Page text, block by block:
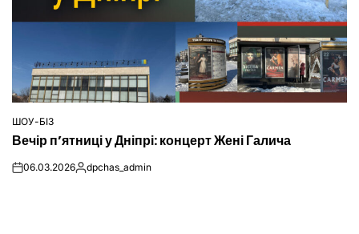
ОПУБЛІКУВАТИ
У
ШОУ-БІЗ
Вечір п’ятниці у Дніпрі: концерт Жені Галича
on06.03.2026Опубліковано
dpchas_admin